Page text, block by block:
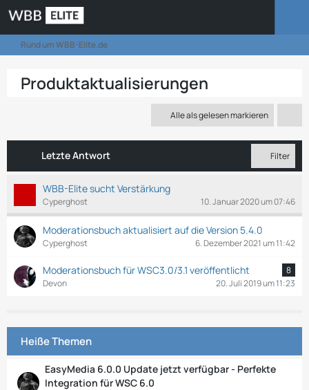
Rund um WBB-Elite.de
Produktaktualisierungen
Alle als gelesen markieren
Letzte Antwort Filter
WBB-Elite sucht Verstärkung
Cyperghost 10. Januar 2020 um 07:46
Moderationsbuch aktualisiert auf die Version 5.4.0
Cyperghost 6. Dezember 2021 um 11:42
Moderationsbuch für WSC3.0/3.1 veröffentlicht
8
Devon
20. Juli 2019 um 11:23
Heiße Themen
EasyMedia 6.0.0 Update jetzt verfügbar - Perfekte
Integration für WSC 6.0